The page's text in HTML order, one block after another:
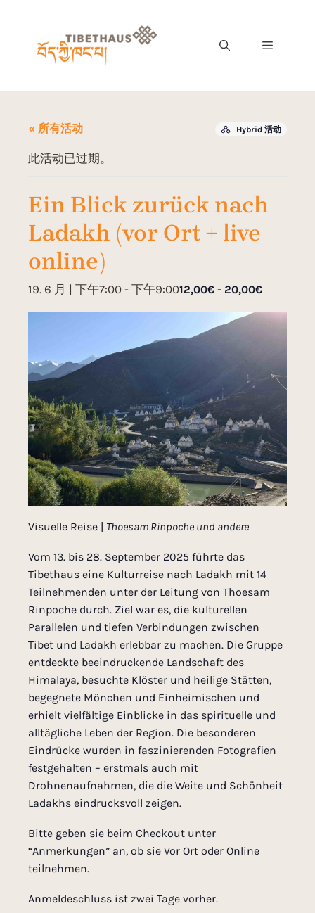
« 所有活动 Hybrid 活动
此活动已过期。
Ein Blick zurück nach
Ladakh (vor Ort + live
online)
19. 6 月 | 下午7:00 - 下午9:0012,00€ - 20,00€
Visuelle Reise | Thoesam Rinpoche und andere
Vom 13. bis 28. September 2025 führte das
Tibethaus eine Kulturreise nach Ladakh mit 14
Teilnehmenden unter der Leitung von Thoesam
Rinpoche durch. Ziel war es, die kulturellen
Parallelen und tiefen Verbindungen zwischen
Tibet und Ladakh erlebbar zu machen. Die Gruppe
entdeckte beeindruckende Landschaft des
Himalaya, besuchte Klöster und heilige Stätten,
begegnete Mönchen und Einheimischen und
erhielt vielfältige Einblicke in das spirituelle und
alltägliche Leben der Region. Die besonderen
Eindrücke wurden in faszinierenden Fotografien
festgehalten – erstmals auch mit
Drohnenaufnahmen, die die Weite und Schönheit
Ladakhs eindrucksvoll zeigen.
Bitte geben sie beim Checkout unter
“Anmerkungen” an, ob sie Vor Ort oder Online
teilnehmen.
Anmeldeschluss ist zwei Tage vorher.